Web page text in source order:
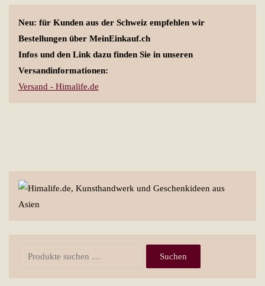
Neu: für Kunden aus der Schweiz empfehlen wir
Bestellungen über MeinEinkauf.ch
Infos und den Link dazu finden Sie in unseren
Versandinformationen:
Versand - Himalife.de
Suchen
Suchen